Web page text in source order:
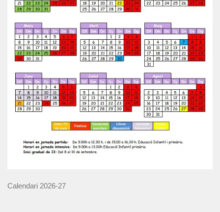
Calendari 2026-27